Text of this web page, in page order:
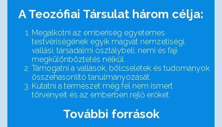
A Teozófiai Társulat három célja:
Megalkotni az emberiség egyetemes
testvériségének egyik magvát nemzetiségi,
vallási, társadalmi osztálybeli, nemi és faji
megkülönböztetés nélkül.
Támogatni a vallások, bölcseletek és tudományok
összehasonlító tanulmányozását.
Kutatni a természet még fel nem ismert
törvényeit és az emberben rejlő erőket.
További források